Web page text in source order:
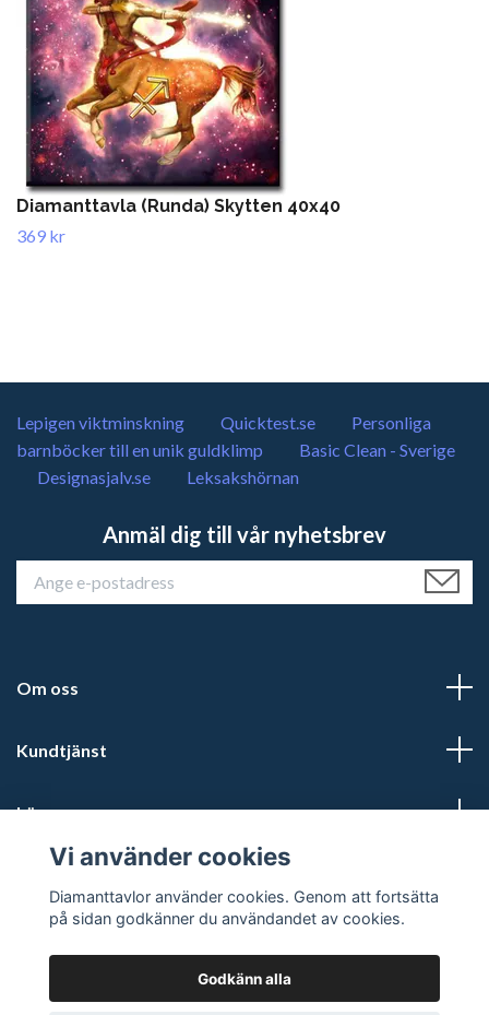
Diamanttavla (Runda) Skytten 40x40
369 kr
Lepigen viktminskning Quicktest.se
Personliga
barnböcker till en unik guldklimp
Basic Clean - Sverige
Designasjalv.se
Leksakshörnan
Anmäl dig till vår nyhetsbrev
Om oss
Kundtjänst
Läs mer
Vi använder cookies
Diamanttavlor använder cookies. Genom att fortsätta
på sidan godkänner du användandet av cookies.
Godkänn alla